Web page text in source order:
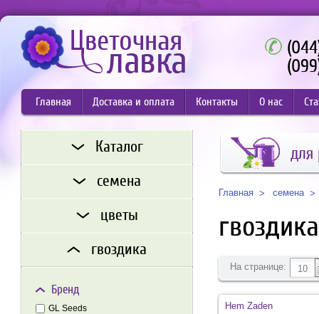
Главная Доставка и оплата Контакты О нас
Каталог
семена
цветы
гвоздика
Бренд
GL Seeds
для
Главная семена
гвоздика
На странице: 10
Hem Zaden